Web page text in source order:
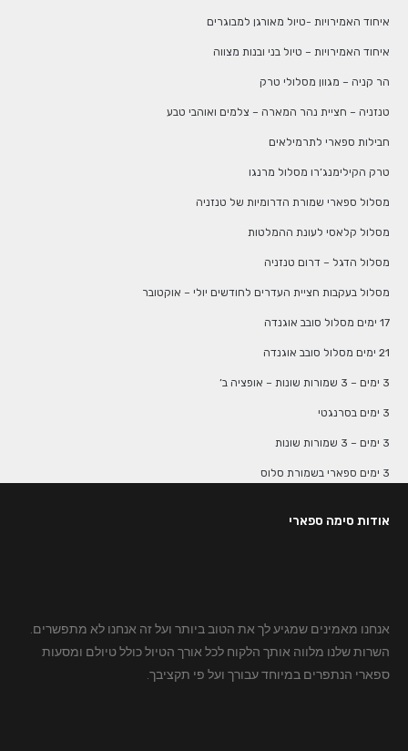
איחוד האמירויות -טיול מאורגן למבוגרים
איחוד האמירויות – טיול בני ובנות מצווה
הר קניה – מגוון מסלולי טרק
טנזניה – חציית נהר המארה – צלמים ואוהבי טבע
חבילות ספארי לתרמילאים
טרק הקילימנג’רו מסלול מרנגו
מסלול ספארי שמורת הדרומיות של טנזניה
מסלול קלאסי לעונת ההמלטות
מסלול הדגל – דרום טנזניה
מסלול בעקבות חציית העדרים לחודשים יולי – אוקטובר
17 ימים מסלול סובב אוגנדה
21 ימים מסלול סובב אוגנדה
3 ימים – 3 שמורות שונות – אופציה ב’
3 ימים בסרנגטי
3 ימים – 3 שמורות שונות
3 ימים ספארי בשמורת סלוס
אודות סימה ספארי
אנחנו מאמינים שמגיע לך את הטוב ביותר ועל זה אנחנו לא מתפשרים.
השרות שלנו מלווה אותך הלקוח לכל אורך הטיול כולל טיולם ומסעות
ספארי הנתפרים במיוחד עבורך ועל פי תקציבך.